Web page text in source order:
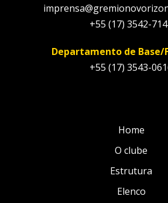
+55 (17) 3542-
Departamento de Base/
+55 (17) 3543-
Home
O clube
Estrutura
Elenco